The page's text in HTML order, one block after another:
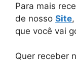
Para mais
de nosso Site
que você vai
Quer receber